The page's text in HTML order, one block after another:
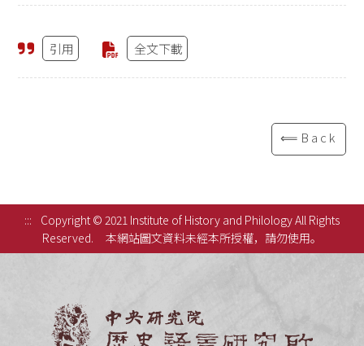
引用 全文下載
⟸Back
:::
Copyright © 2021 Institute of History and Philology All Rights
Reserved.
本網站圖文資料未經本所授權，請勿使用。